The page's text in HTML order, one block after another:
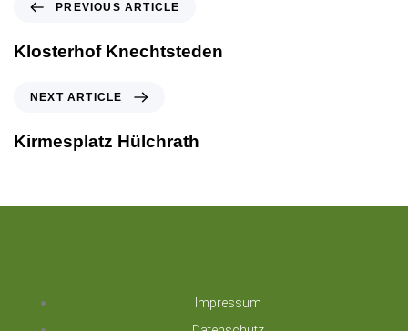
PREVIOUS ARTICLE
Klosterhof Knechtsteden
NEXT ARTICLE
Kirmesplatz Hülchrath
Impressum